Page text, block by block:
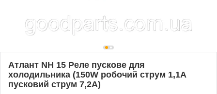
Атлант NH 15 Реле пускове для
холодильника (150W робочий струм 1,1A
пусковий струм 7,2A)